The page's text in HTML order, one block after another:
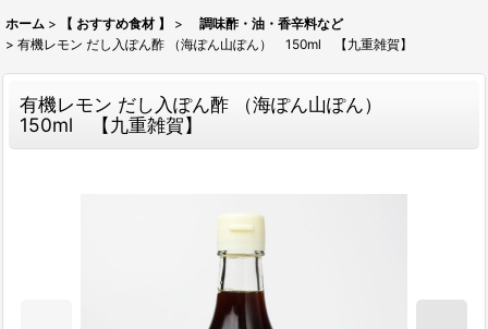
ホーム > 【 おすすめ食材 】 >
調味酢・油・香辛料など
> 有機レモン だし入ぽん酢 （海ぽん山ぽん） 150ml 【九重雑賀】
有機レモン だし入ぽん酢 （海ぽん山ぽん）
150ml 【九重雑賀】